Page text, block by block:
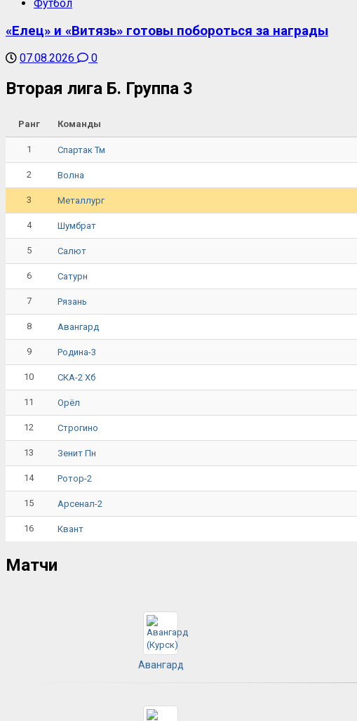
Футбол
«Елец» и «Витязь» готовы побороться за награды
07.08.2026 0
Вторая лига Б. Группа 3
Ранг Команды
1 Спартак Тм
2 Волна
3 Металлург
4 Шумбрат
5 Салют
6 Сатурн
7 Рязань
8 Авангард
9 Родина-3
10 СКА-2 Хб
11 Орёл
12 Строгино
13 Зенит Пн
14 Ротор-2
15 Арсенал-2
16 Квант
Матчи
Авангард